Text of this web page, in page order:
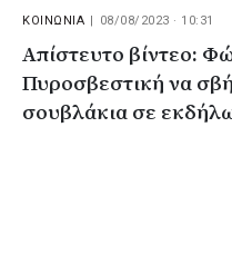
ΚΟΙΝΩΝΙΑ 08/08/2023 · 10:31
Απίστευτο βίντεο:
Πυροσβεστική να
σουβλάκια σε